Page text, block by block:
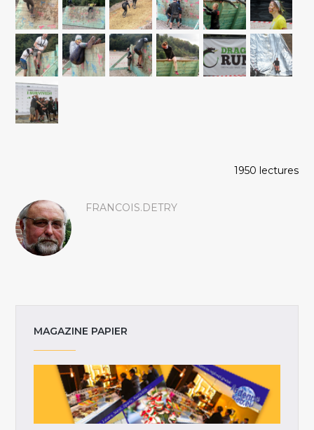
1950 lectures
FRANCOIS.DETRY
MAGAZINE PAPIER